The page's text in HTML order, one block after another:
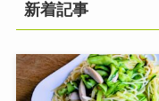
新着記事